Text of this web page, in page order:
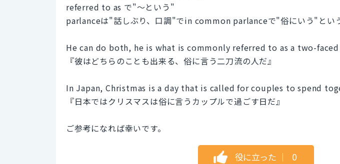
referred to as で"～という"
parlanceは"話しぶり、口調"でin common parlanceで"俗にいう"という
He can do both, he is what is commonly referred to as a two-
『彼はどちらのことも出来る、俗に言う二刀流の人だ』
In Japan, Christmas is a day that is called for couples to spend
『日本ではクリスマスは俗に言うカップルで過ごす日だ』
ご参考になれば幸いです。
役に立った ｜ 0